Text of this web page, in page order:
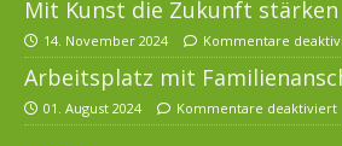
Mit Kunst die Zukunft stärken
14. November 2024 Kommentare
Arbeitsplatz mit
01. August 2024 Kommentare deaktiviert